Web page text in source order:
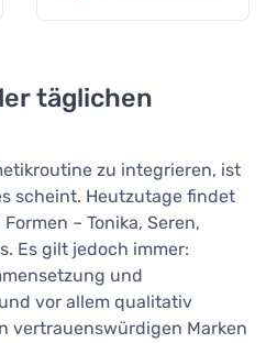
täglichen
zu integrieren, ist
scheint. Heutzutage findet
– Tonika, Seren,
Es gilt jedoch immer:
und
vor allem qualitativ
vertrauenswürdigen Marken